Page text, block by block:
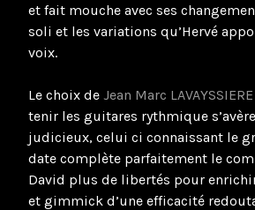
et fait mouche avec ses
soli et les variations qu’Hervé
voix.
Le choix de Jean Marc LAVAYSSIERE
tenir les guitares rythmique
judicieux, celui ci connaissant le
date complète parfaitement le
David plus de libertés pour
et gimmick d’une efficacité